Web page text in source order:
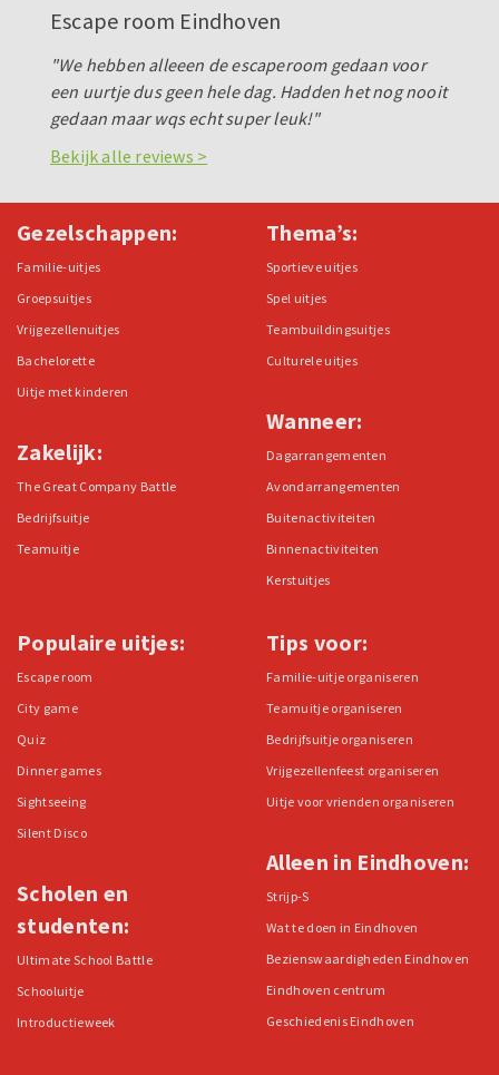
Escape room Eindhoven
"We hebben alleeen de escaperoom gedaan voor
een uurtje dus geen hele dag. Hadden het nog nooit
gedaan maar wqs echt super leuk!"
Bekijk alle reviews >
Gezelschappen:
Familie-uitjes
Groepsuitjes
Vrijgezellenuitjes
Bachelorette
Uitje met kinderen
Zakelijk:
The Great Company Battle
Bedrijfsuitje
Teamuitje
Thema’s:
Sportieve uitjes
Spel uitjes
Teambuildingsuitjes
Culturele uitjes
Wanneer:
Dagarrangementen
Avondarrangementen
Buitenactiviteiten
Binnenactiviteiten
Kerstuitjes
Populaire uitjes:
Escape room
City game
Quiz
Dinner games
Sightseeing
Silent Disco
Scholen en
studenten:
Ultimate School Battle
Schooluitje
Introductieweek
Tips voor:
Familie-uitje organiseren
Teamuitje organiseren
Bedrijfsuitje organiseren
Vrijgezellenfeest organiseren
Uitje voor vrienden organiseren
Alleen in Eindhoven:
Strijp-S
Wat te doen in Eindhoven
Bezienswaardigheden Eindhoven
Eindhoven centrum
Geschiedenis Eindhoven